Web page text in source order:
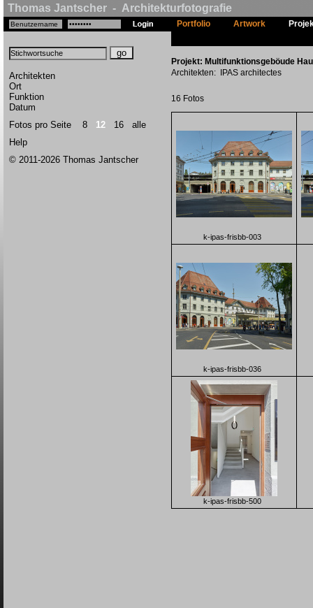
Thomas Jantscher - Architekturfotografie
Architekten
Ort
Funktion
Datum
Fotos pro Seite 8 12 16
alle
Help
© 2011-2026 Thomas Jantscher
Portfolio Artwork
Projekt: Multifunktionsgeböude
Architekten: IPAS architectes
16 Fotos
k-ipas-frisbb-003
k-ipas-frisbb-036
k-ipas-frisbb-500